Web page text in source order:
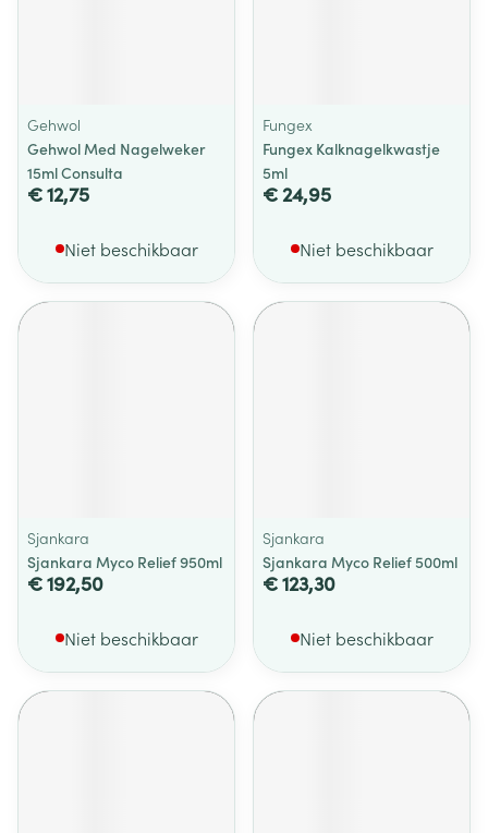
Gehwol
Gehwol Med Nagelweker
15ml Consulta
€ 12,75
Niet beschikbaar
Fungex
Fungex Kalknagelkwastje
5ml
€ 24,95
Niet beschikbaar
Sjankara
Sjankara Myco Relief 950ml
€ 192,50
Niet beschikbaar
Sjankara
Sjankara Myco Relief 500ml
€ 123,30
Niet beschikbaar